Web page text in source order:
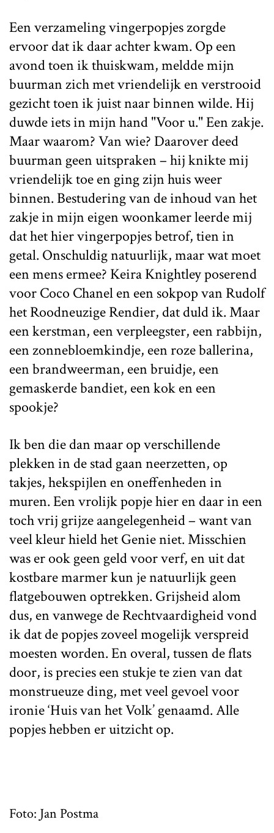
Een verzameling vingerpopjes zorgde
ervoor dat ik daar achter kwam. Op een
avond toen ik thuiskwam, meldde mijn
buurman zich met vriendelijk en verstrooid
gezicht toen ik juist naar binnen wilde. Hij
duwde iets in mijn hand "Voor u." Een zakje.
Maar waarom? Van wie? Daarover deed
buurman geen uitspraken – hij knikte mij
vriendelijk toe en ging zijn huis weer
binnen. Bestudering van de inhoud van het
zakje in mijn eigen woonkamer leerde mij
dat het hier vingerpopjes betrof, tien in
getal. Onschuldig natuurlijk, maar wat moet
een mens ermee? Keira Knightley poserend
voor Coco Chanel en een sokpop van Rudolf
het Roodneuzige Rendier, dat duld ik. Maar
een kerstman, een verpleegster, een rabbijn,
een zonnebloemkindje, een roze ballerina,
een brandweerman, een bruidje, een
gemaskerde bandiet, een kok en een
spookje?
Ik ben die dan maar op verschillende
plekken in de stad gaan neerzetten, op
takjes, hekspijlen en oneffenheden in
muren. Een vrolijk popje hier en daar in een
toch vrij grijze aangelegenheid – want van
veel kleur hield het Genie niet. Misschien
was er ook geen geld voor verf, en uit dat
kostbare marmer kun je natuurlijk geen
flatgebouwen optrekken. Grijsheid alom
dus, en vanwege de Rechtvaardigheid vond
ik dat de popjes zoveel mogelijk verspreid
moesten worden. En overal, tussen de flats
door, is precies een stukje te zien van dat
monstrueuze ding, met veel gevoel voor
ironie ‘Huis van het Volk’ genaamd. Alle
popjes hebben er uitzicht op.
Foto: Jan Postma